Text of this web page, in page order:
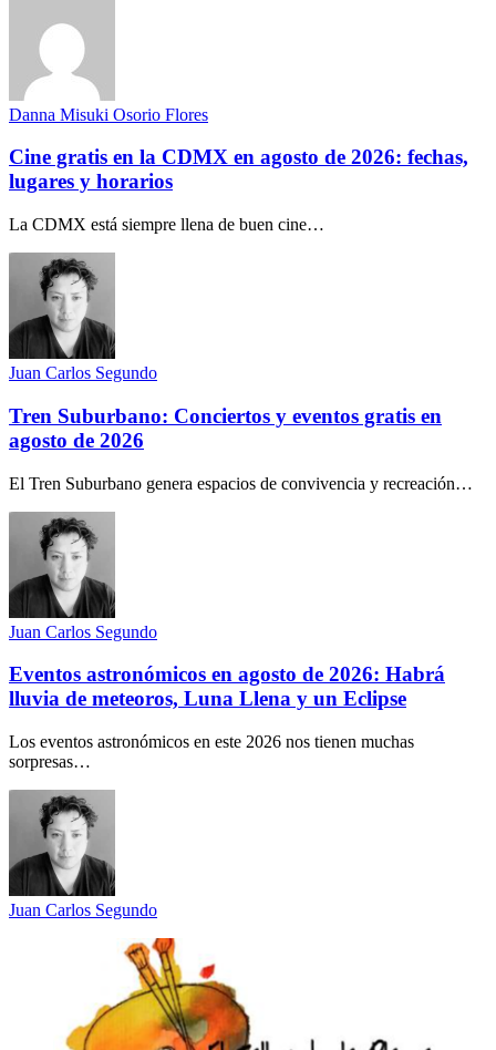
Danna Misuki Osorio Flores
Cine gratis en la CDMX en agosto de 2026: fechas,
lugares y horarios
La CDMX está siempre llena de buen cine…
Juan Carlos Segundo
Tren Suburbano: Conciertos y eventos gratis en
agosto de 2026
El Tren Suburbano genera espacios de convivencia y recreación…
Juan Carlos Segundo
Eventos astronómicos en agosto de 2026: Habrá
lluvia de meteoros, Luna Llena y un Eclipse
Los eventos astronómicos en este 2026 nos tienen muchas
sorpresas…
Juan Carlos Segundo